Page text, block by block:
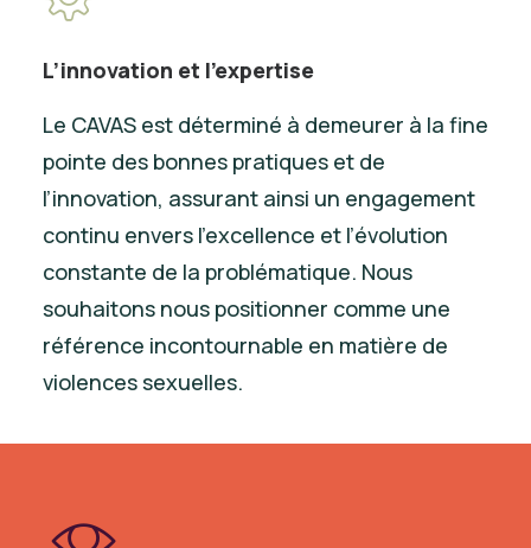
L’innovation et l’expertise
Le CAVAS est déterminé à demeurer à la fine
pointe des bonnes pratiques et de
l’innovation, assurant ainsi un engagement
continu envers l’excellence et l’évolution
constante de la problématique. Nous
souhaitons nous positionner comme une
référence incontournable en matière de
violences sexuelles.